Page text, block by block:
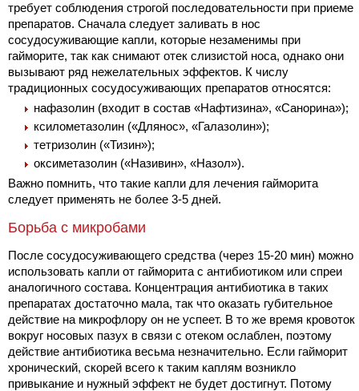
требует соблюдения строгой последовательности при приеме
препаратов. Сначала следует заливать в нос
сосудосуживающие капли, которые незаменимы при
гайморите, так как снимают отек слизистой носа, однако они
вызывают ряд нежелательных эффектов. К числу
традиционных сосудосуживающих препаратов относятся:
нафазолин (входит в состав «Нафтизина», «Санорина»);
ксилометазолин («Длянос», «Галазолин»);
тетризолин («Тизин»);
оксиметазолин («Називин», «Назол»).
Важно помнить, что такие капли для лечения гайморита
следует применять не более 3-5 дней.
Борьба с микробами
После сосудосуживающего средства (через 15-20 мин) можно
использовать капли от гайморита с антибиотиком или спреи
аналогичного состава. Концентрация антибиотика в таких
препаратах достаточно мала, так что оказать губительное
действие на микрофлору он не успеет. В то же время кровоток
вокруг носовых пазух в связи с отеком ослаблен, поэтому
действие антибиотика весьма незначительно. Если гайморит
хронический, скорей всего к таким каплям возникло
привыкание и нужный эффект не будет достигнут. Потому